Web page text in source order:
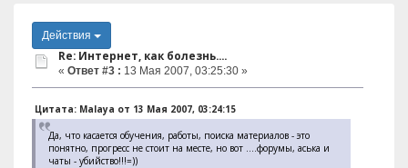
Действия
Re: Интернет, как болезнь....
« Ответ #3 : 13 Мая 2007, 03:25:30 »
Цитата: Malaya от 13 Мая 2007, 03:24:15
Да, что касается обучения, работы, поиска материалов - это
понятно, прогресс не стоит на месте, но вот ....форумы, аська и
чаты - убийство!!!=))